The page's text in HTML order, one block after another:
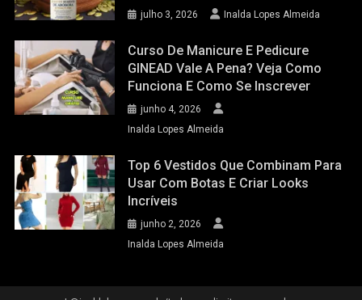
julho 3, 2026 Inalda Lopes Almeida
Curso De Manicure E Pedicure
GINEAD Vale A Pena? Veja Como
Funciona E Como Se Inscrever
junho 4, 2026
Inalda Lopes Almeida
Top 6 Vestidos Que Combinam Para
Usar Com Botas E Criar Looks
Incríveis
junho 2, 2026
Inalda Lopes Almeida